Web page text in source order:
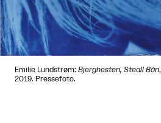
Emilie Lundstrøm: Bjerghesten, Steall Bàn,
2019. Pressefoto.